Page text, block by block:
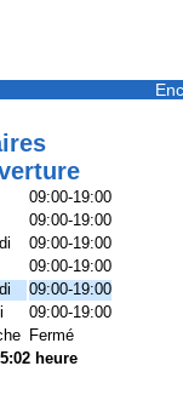
09:00-19:00
09:00-19:00
09:00-19:00
09:00-19:00
09:00-19:00
09:00-19:00
Fermé
heure